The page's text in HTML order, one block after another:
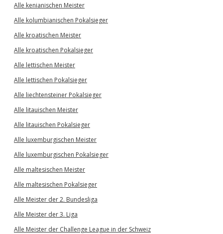
Alle kenianischen Meister
Alle kolumbianischen Pokalsieger
Alle kroatischen Meister
Alle kroatischen Pokalsieger
Alle lettischen Meister
Alle lettischen Pokalsieger
Alle liechtensteiner Pokalsieger
Alle litauischen Meister
Alle litauischen Pokalsieger
Alle luxemburgischen Meister
Alle luxemburgischen Pokalsieger
Alle maltesischen Meister
Alle maltesischen Pokalsieger
Alle Meister der 2. Bundesliga
Alle Meister der 3. Liga
Alle Meister der Challenge League in der Schweiz